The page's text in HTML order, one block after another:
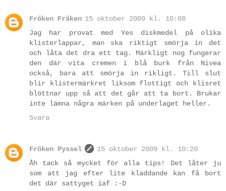
Fröken Fräken 15 oktober 2009 kl. 10:08
Jag har provat med Yes diskmedel på olika
klisterlappar, man ska riktigt smörja in det
och låta det dra ett tag. Märkligt nog fungerar
den där vita cremen i blå burk från Nivea
också, bara att smörja in rikligt. Till slut
blir klistermärkret liksom flottigt och klisret
blöttnar upp så att det går att ta bort. Brukar
inte lämna några märken på underlaget heller.
Svara
Fröken Pyssel
15 oktober 2009 kl. 10:20
Åh tack så mycket för alla tips! Det låter ju
som att jag efter lite kladdande kan få bort
det där sattyget iaf :-D